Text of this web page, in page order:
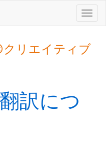
クリエイティブ
訳につ